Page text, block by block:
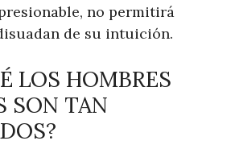
no permitirá
de su intuición.
LOS HOMBRES
SON TAN